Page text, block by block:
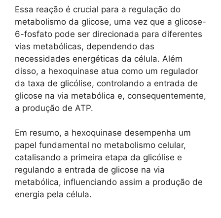
Essa reação é crucial para a regulação do
metabolismo da glicose, uma vez que a glicose-
6-fosfato pode ser direcionada para diferentes
vias metabólicas, dependendo das
necessidades energéticas da célula. Além
disso, a hexoquinase atua como um regulador
da taxa de glicólise, controlando a entrada de
glicose na via metabólica e, consequentemente,
a produção de ATP.
Em resumo, a hexoquinase desempenha um
papel fundamental no metabolismo celular,
catalisando a primeira etapa da glicólise e
regulando a entrada de glicose na via
metabólica, influenciando assim a produção de
energia pela célula.